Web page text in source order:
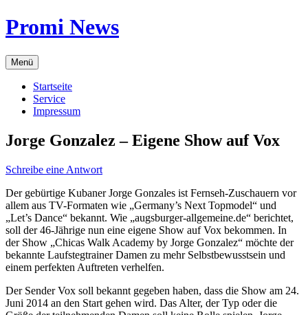
Zum
Inhalt
Promi News
Menü
Startseite
Service
Impressum
Jorge Gonzalez – Eigene Show auf Vox
Schreibe eine Antwort
Der gebürtige Kubaner Jorge Gonzales ist Fernseh-Zuschauern vor
allem aus TV-Formaten wie „Germany’s Next Topmodel“ und
„Let’s Dance“ bekannt. Wie „augsburger-allgemeine.de“ berichtet,
soll der 46-Jährige nun eine eigene Show auf Vox bekommen. In
der Show „Chicas Walk Academy by Jorge Gonzalez“ möchte der
bekannte Laufstegtrainer Damen zu mehr Selbstbewusstsein und
einem perfekten Auftreten verhelfen.
Der Sender Vox soll bekannt gegeben haben, dass die Show am 24.
Juni 2014 an den Start gehen wird. Das Alter, der Typ oder die